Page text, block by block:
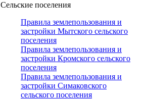
Сельские поселения
Правила землепользования и
застройки Мытского сельского
поселения
Правила землепользования и
застройки Кромского сельского
поселения
Правила землепользования и
застройки Симаковского
сельского поселения